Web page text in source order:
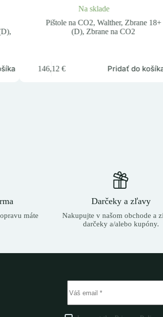
,
Na sklade
Pištole na CO2,Walther, Zbrane 18+
(D),Zbrane na CO2
146,12€ Pridať do
máte
Darčeky a zľavy
Nakupujte v našom obchode a
darčeky a/alebo kupóny.